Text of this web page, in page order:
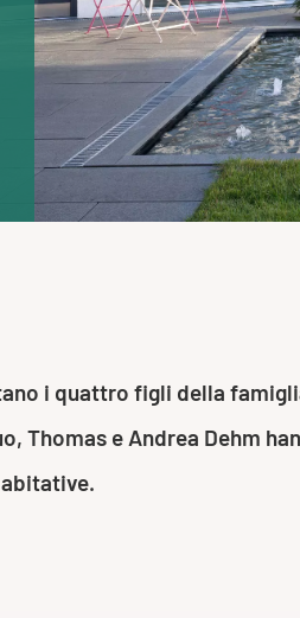
i quattro figli della
Thomas e Andrea Dehm
abitative.